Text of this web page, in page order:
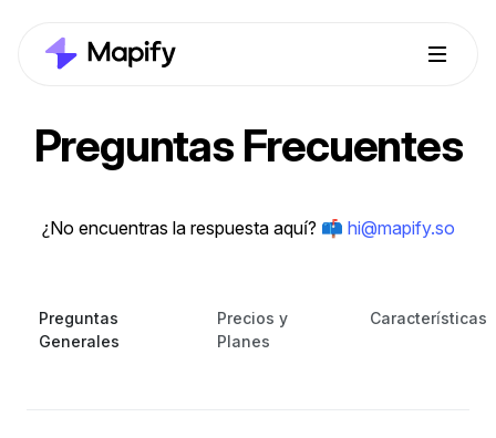
Preguntas Frecuentes
¿No encuentras la respuesta aquí? 📫 hi@mapify.so
Preguntas
Generales
Precios y
Planes
Características